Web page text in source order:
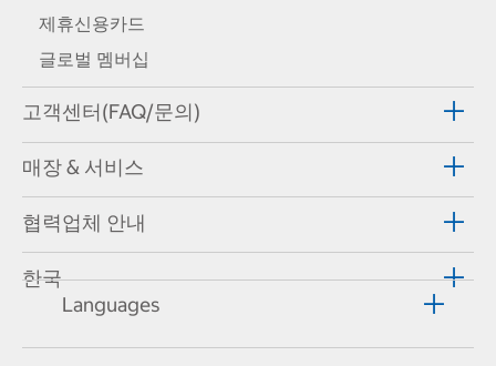
제휴신용카드
글로벌 멤버십
고객센터(FAQ/문의)
매장 & 서비스
협력업체 안내
한국
Languages